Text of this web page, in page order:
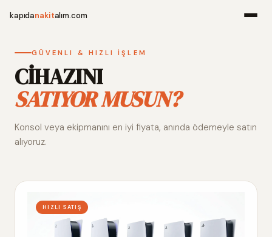
kapıdanakitalım.com
Alım
GÜVENLI & HIZLI İŞLEM
CİHAZINI
SATIYOR MUSUN?
Konsol veya ekipmanını en iyi fiyata, anında ödemeyle satın
alıyoruz.
HIZLI SATIŞ